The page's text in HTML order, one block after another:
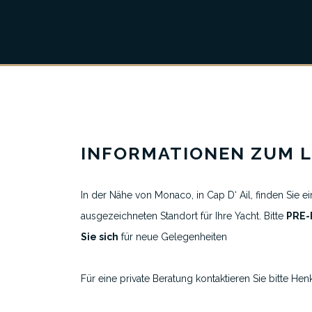
INFORMATIONEN ZUM
In der Nähe von Monaco, in Cap D‘ Ail, finden Sie
ausgezeichneten Standort für Ihre Yacht. Bitte
Sie sich für neue Gelegenheiten
Für eine private Beratung kontaktieren Sie bitte
Ausgewählte Yachthäfen